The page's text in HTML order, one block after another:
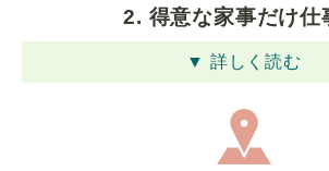
2. 得意な家事だけ仕
▼ 詳しく読む